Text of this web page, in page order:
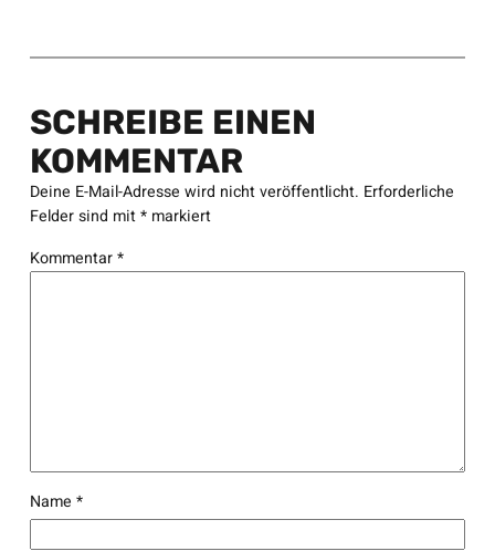
SCHREIBE EINEN
KOMMENTAR
Deine E-Mail-Adresse wird nicht veröffentlicht. Erforderliche
Felder sind mit*markiert
Kommentar*
Name *